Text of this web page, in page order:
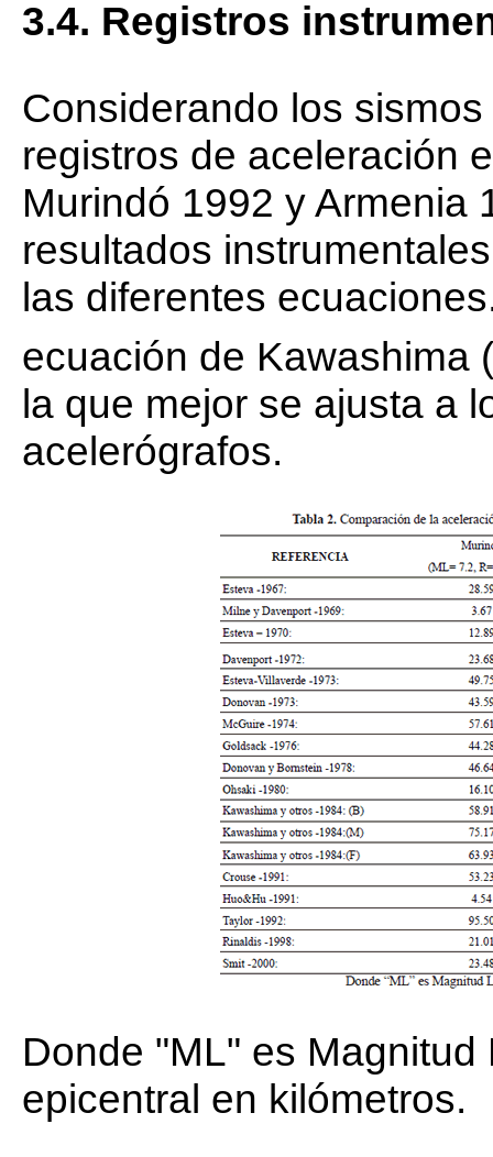
3.4. Registros
Considerando los
registros de aceleración
Murindó 1992 y Armenia
resultados
las diferentes
ecuación de Kawashima
la que mejor se ajusta a
acelerógrafos.
Donde "ML" es
epicentral en kilómetros.